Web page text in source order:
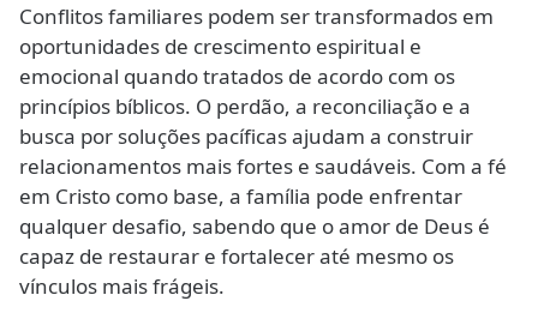
Conflitos familiares podem ser transformados em
oportunidades de crescimento espiritual e
emocional quando tratados de acordo com os
princípios bíblicos. O perdão, a reconciliação e a
busca por soluções pacíficas ajudam a construir
relacionamentos mais fortes e saudáveis. Com a fé
em Cristo como base, a família pode enfrentar
qualquer desafio, sabendo que o amor de Deus é
capaz de restaurar e fortalecer até mesmo os
vínculos mais frágeis.